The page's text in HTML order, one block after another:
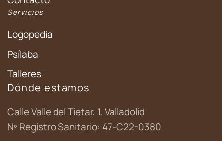
Servicios
Logopedia
Psílaba
Talleres
Dónde estamos
Calle Valle del Tietar, 1. Valladolid
Nº Registro Sanitario: 47-C22-0380